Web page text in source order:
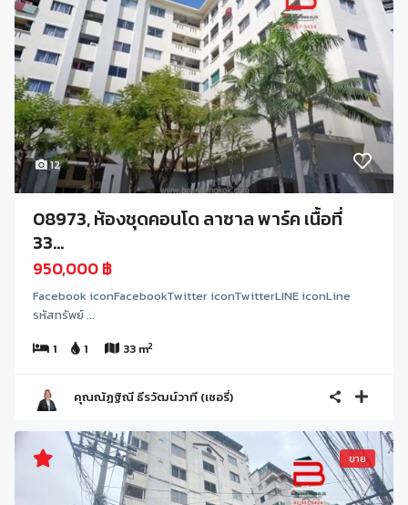
12
08973, ห้องชุดคอนโด ลาซาล พาร์ค เนื้อที่
33...
950,000 ฿
Facebook iconFacebookTwitter iconTwitterLINE iconLine
รหัสทรัพย์ ...
1
1 33 m2
คุณณัฏฐิณี ธีรวัฒน์วาที (เชอรี่)
ขาย